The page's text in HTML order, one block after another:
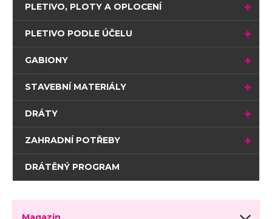
PLETIVO, PLOTY A OPLOCENÍ
PLETIVO PODLE ÚČELU
GABIONY
STAVEBNÍ MATERIÁLY
DRÁTY
ZAHRADNÍ POTŘEBY
DRÁTĚNÝ PROGRAM